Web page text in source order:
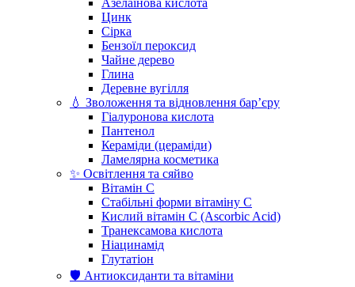
Азелаїнова кислота
Цинк
Сірка
Бензоїл пероксид
Чайне дерево
Глина
Деревне вугілля
💧 Зволоження та відновлення бар’єру
Гіалуронова кислота
Пантенол
Кераміди (цераміди)
Ламелярна косметика
✨ Освітлення та сяйво
Вітамін С
Стабільні форми вітаміну С
Кислий вітамін С (Ascorbic Acid)
Транексамова кислота
Ніацинамід
Глутатіон
🛡️ Антиоксиданти та вітаміни